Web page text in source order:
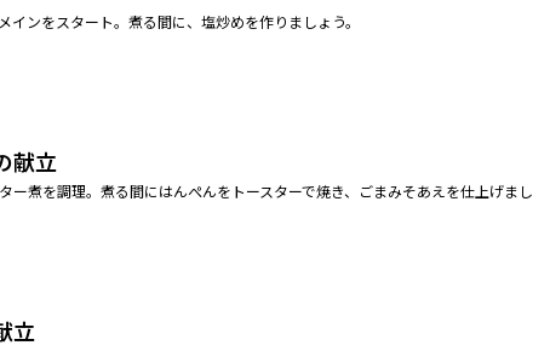
ンをスタート。煮る間に、塩炒めを作りましょう。
献立
ー煮を調理。煮る間にはんぺんをトースターで焼き、ごまみそあえを仕上げまし
立